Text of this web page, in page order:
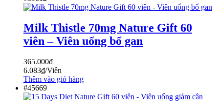
Milk Thistle 70mg Nature Gift 60
viên – Viên uống bổ gan
365.000₫
6.083₫/Viên
Thêm vào giỏ hàng
#45669